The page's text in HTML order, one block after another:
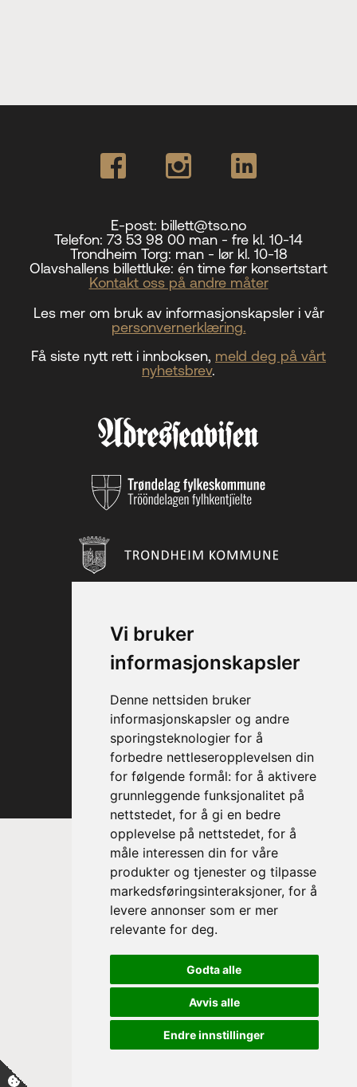
Vi bruker
informasjonskapsler
Denne nettsiden bruker
informasjonskapsler og andre
sporingsteknologier for å
forbedre nettleseropplevelsen din
for følgende formål: for å aktivere
grunnleggende funksjonalitet på
nettstedet, for å gi en bedre
opplevelse på nettstedet, for å
måle interessen din for våre
produkter og tjenester og tilpasse
markedsføringsinteraksjoner, for å
levere annonser som er mer
relevante for deg.
Godta alle
Avvis alle
Endre innstillinger
E-post: billett@tso.no
Telefon: 73 53 98 00 man - fre kl. 10-14
Trondheim Torg: man - lør kl. 10-18
Olavshallens billettluke: én time før konsertstart
Kontakt oss på andre måter
Les mer om bruk av informasjonskapsler i vår
personvernerklæring.
Få siste nytt rett i innboksen, meld deg på vårt
nyhetsbrev.
Prinsesse Astrid, fru Ferner
Trondheim Symfoniorkester & Opera
sin høye beskytter